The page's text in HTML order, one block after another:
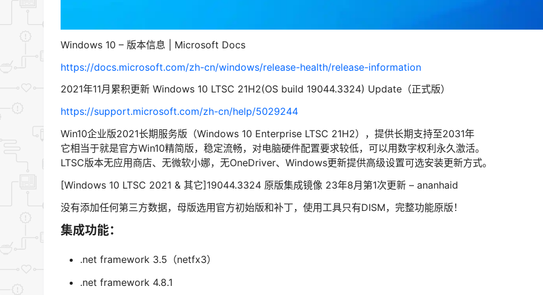
Windows 10 – 版本信息 | Microsoft Docs
https://docs.microsoft.com/zh-cn/windows/release-health/release-information
2021年11月累积更新 Windows 10 LTSC 21H2(OS build 19044.3324) Update（正式版）
https://support.microsoft.com/zh-cn/help/5029244
Win10企业版2021长期服务版（Windows 10 Enterprise LTSC 21H2），提供长期支持至2031年
它相当于就是官方Win10精简版，稳定流畅，对电脑硬件配置要求较低，可以用数字权利永久激活。
LTSC版本无应用商店、无微软小娜，无OneDriver、Windows更新提供高级设置可选安装更新方式。
[Windows 10 LTSC 2021 & 其它]19044.3324 原版集成镜像 23年8月第1次更新 – ananhaid
没有添加任何第三方数据，母版选用官方初始版和补丁，使用工具只有DISM，完整功能原版！
集成功能：
.net framework 3.5（netfx3）
.net framework 4.8.1